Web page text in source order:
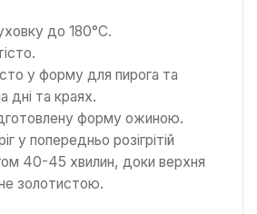
до 180°C.
у форму для пирога та
дні та краях.
форму ожиною.
у попередньо розігрітій
40-45 хвилин, доки верхня
золотистою.